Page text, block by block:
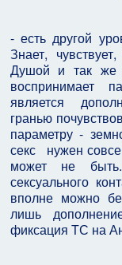
- есть другой
Знает,
Душой и так же
воспринимает
является
гранью
параметру -
секс нужен
может не
сексуального
вполне можно
лишь
фиксация ТС на